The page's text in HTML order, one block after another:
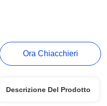
Ora Chiacchieri
Descrizione Del Prodotto